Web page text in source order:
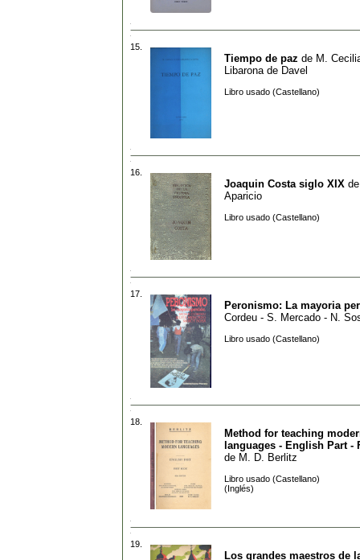
15.
Tiempo de paz de M.
Libarona de Davel
Libro usado (Castellano)
16.
Joaquin Costa siglo XIX
Aparicio
Libro usado (Castellano)
17.
Peronismo: La mayoria
Cordeu - S. Mercado - N.
Libro usado (Castellano)
18.
Method for teaching
languages - English Part -
de M. D. Berlitz
Libro usado (Castellano)
(Inglés)
19.
Los grandes maestros de